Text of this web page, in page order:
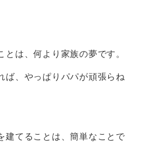
は、何より家族の夢です。
ば、やっぱりパパが頑張らね
建てることは、簡単なことで